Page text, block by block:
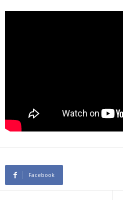
Facebook